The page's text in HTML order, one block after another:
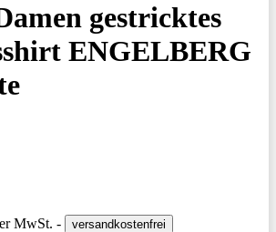
gestricktes
ENGELBERG
MwSt. - versandkostenfrei